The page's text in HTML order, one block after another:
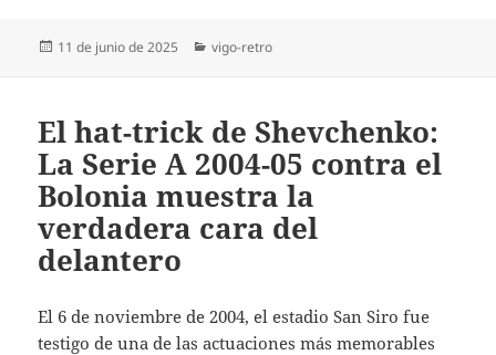
Publicado
11 de junio de 2025 Categorías
vigo-retro
El hat-trick de Shevchenko:
La Serie A 2004-05 contra el
Bolonia muestra la
verdadera cara del
delantero
El 6 de noviembre de 2004, el estadio San Siro fue
testigo de una de las actuaciones más memorables